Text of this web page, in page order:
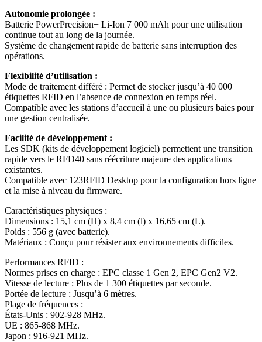
Autonomie prolongée :
Batterie PowerPrecision+ Li-Ion 7 000 mAh pour une utilisation
continue tout au long de la journée.
Système de changement rapide de batterie sans interruption des
opérations.
Flexibilité d’utilisation :
Mode de traitement différé : Permet de stocker jusqu’à 40 000
étiquettes RFID en l’absence de connexion en temps réel.
Compatible avec les stations d’accueil à une ou plusieurs baies pour
une gestion centralisée.
Facilité de développement :
Les SDK (kits de développement logiciel) permettent une transition
rapide vers le RFD40 sans réécriture majeure des applications
existantes.
Compatible avec 123RFID Desktop pour la configuration hors ligne
et la mise à niveau du firmware.
Caractéristiques physiques :
Dimensions : 15,1 cm (H) x 8,4 cm (l) x 16,65 cm (L).
Poids : 556 g (avec batterie).
Matériaux : Conçu pour résister aux environnements difficiles.
Performances RFID :
Normes prises en charge : EPC classe 1 Gen 2, EPC Gen2 V2.
Vitesse de lecture : Plus de 1 300 étiquettes par seconde.
Portée de lecture : Jusqu’à 6 mètres.
Plage de fréquences :
États-Unis : 902-928 MHz.
UE : 865-868 MHz.
Japon : 916-921 MHz.